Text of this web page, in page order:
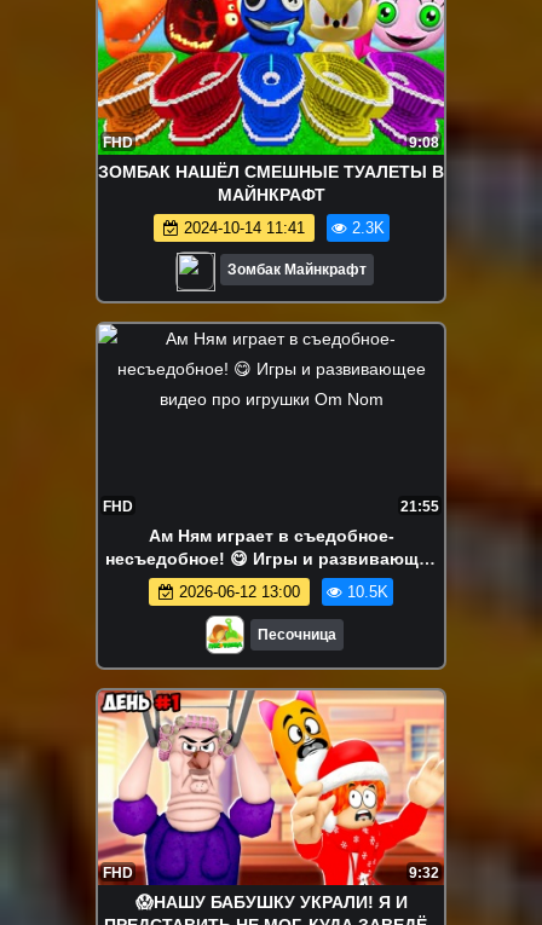
FHD 9:08
ЗОМБАК НАШЁЛ СМЕШНЫЕ ТУАЛЕТЫ В
МАЙНКРАФТ
2024-10-14 11:41 2.3K
Зомбак Майнкрафт
FHD 21:55
Ам Ням играет в съедобное-
несъедобное! 😋 Игры и развивающее
видео про игрушки Om Nom
2026-06-12 13:00 10.5K
Песочница
FHD 9:32
😱НАШУ БАБУШКУ УКРАЛИ! Я И